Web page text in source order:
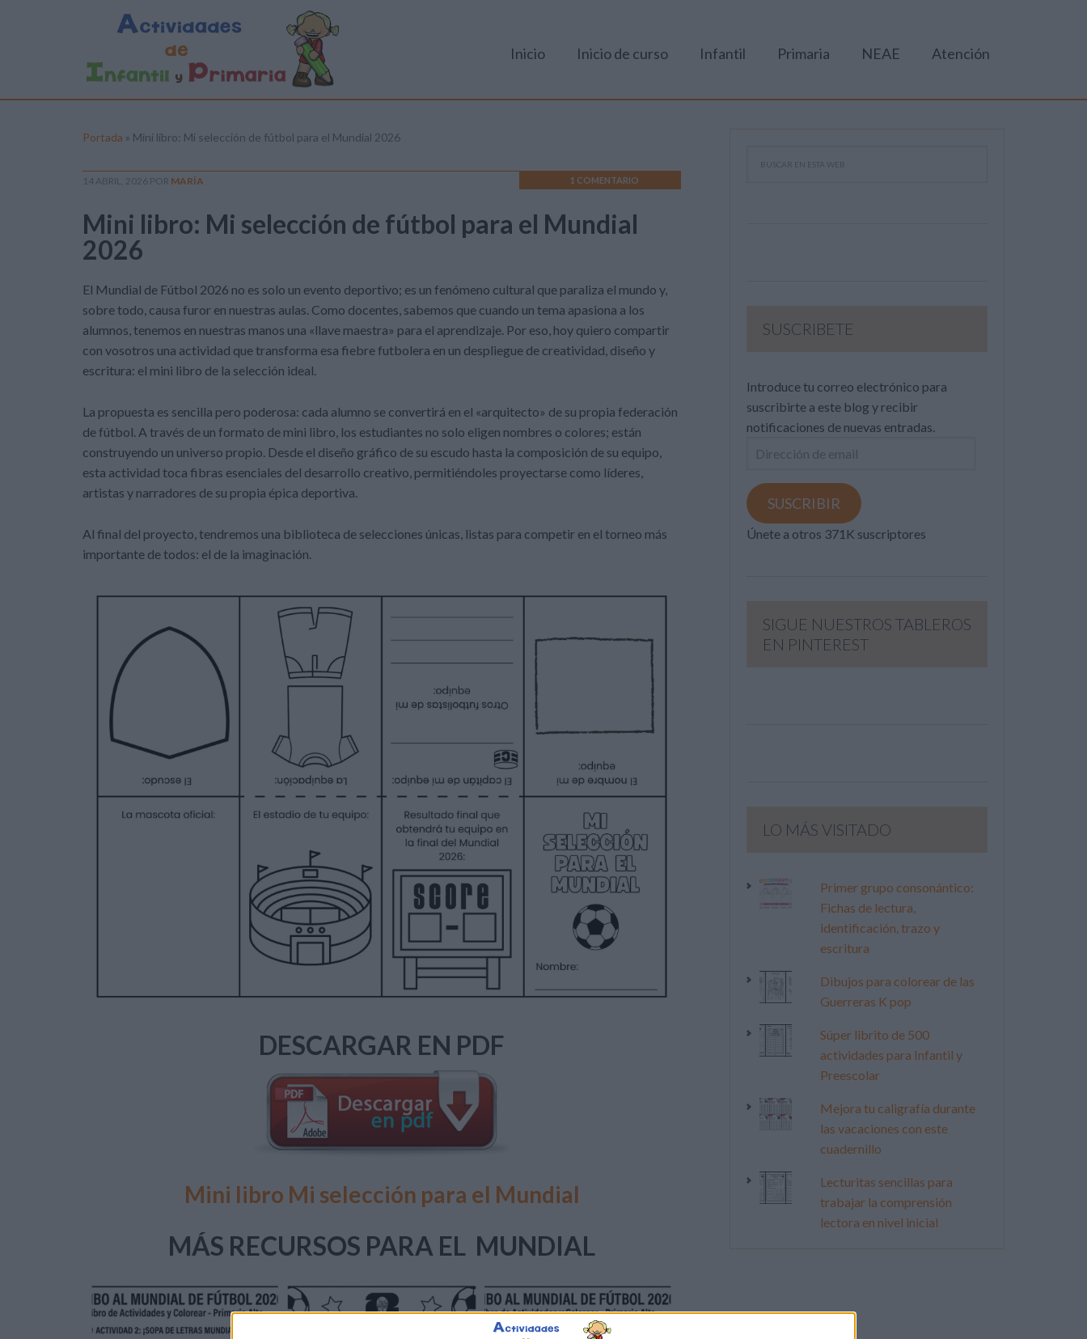
Inicio Inicio de curso Infantil Primaria NEAE Atención
Portada » Mini libro: Mi selección de fútbol para el Mundial 2026
14 ABRIL, 2026 POR MARÍA 1 COMENTARIO
Mini libro: Mi selección de fútbol para el Mundial
2026
El Mundial de Fútbol 2026 no es solo un evento deportivo; es un fenómeno cultural que paraliza el mundo y,
sobre todo, causa furor en nuestras aulas. Como docentes, sabemos que cuando un tema apasiona a los
alumnos, tenemos en nuestras manos una «llave maestra» para el aprendizaje. Por eso, hoy quiero compartir
con vosotros una actividad que transforma esa fiebre futbolera en un despliegue de creatividad, diseño y
escritura: el mini libro de la selección ideal.
La propuesta es sencilla pero poderosa: cada alumno se convertirá en el «arquitecto» de su propia federación
de fútbol. A través de un formato de mini libro, los estudiantes no solo eligen nombres o colores; están
construyendo un universo propio. Desde el diseño gráfico de su escudo hasta la composición de su equipo,
esta actividad toca fibras esenciales del desarrollo creativo, permitiéndoles proyectarse como líderes,
artistas y narradores de su propia épica deportiva.
Al final del proyecto, tendremos una biblioteca de selecciones únicas, listas para competir en el torneo más
importante de todos: el de la imaginación.
DESCARGAR EN PDF
Mini libro Mi selección para el Mundial
MÁS RECURSOS PARA EL MUNDIAL
SUSCRIBETE
Introduce tu correo electrónico para
suscribirte a este blog y recibir
notificaciones de nuevas entradas.
Dirección
email
SUSCRIBIR
Únete a otros 371K suscriptores
SIGUE NUESTROS TABLEROS
EN PINTEREST
LO MÁS VISITADO
Primer grupo consonántico:
Fichas de lectura,
identificación, trazo y
escritura
Dibujos para colorear de las
Guerreras K pop
Súper librito de 500
actividades para Infantil y
Preescolar
Mejora tu caligrafía durante
las vacaciones con este
cuadernillo
Lecturitas sencillas para
trabajar la comprensión
lectora en nivel inicial